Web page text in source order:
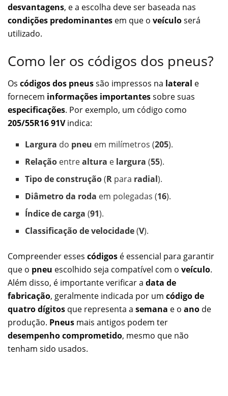
desvantagens, e a escolha deve ser baseada nas
condições predominantes em que o veículoserá
utilizado.
Como ler os códigos dos pneus?
Os códigos dos pneussão impressos na lateral e
fornecem informações importantessobre suas
especificações. Por exemplo, um código como
205/55R16 91Vindica:
Largura do pneu em milímetros (205).
Relação entrealtura e largura (55).
Tipo de construção(R para radial).
Diâmetro da roda em polegadas (16).
Índice de carga (91).
Classificação de velocidade(V).
Compreender esses códigos é essencial para garantir
que o pneu escolhido seja compatível com o veículo.
Além disso, é importante verificar a data de
fabricação, geralmente indicada por um código de
quatro dígitos que representa a semana e o ano de
produção. Pneus mais antigos podem ter
desempenho comprometido, mesmo que não
tenham sido usados.